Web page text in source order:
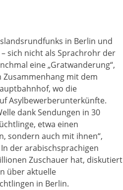
in Berlin und
sich nicht als Sprachrohr der
eine „Gratwanderung“,
mit dem
wo die
Asylbewerberunterkünfte.
dank Sendungen in 30
etwa einen
sondern auch mit ihnen“,
der arabischsprachigen
Zuschauer hat, diskutiert
über aktuelle
in Berlin.